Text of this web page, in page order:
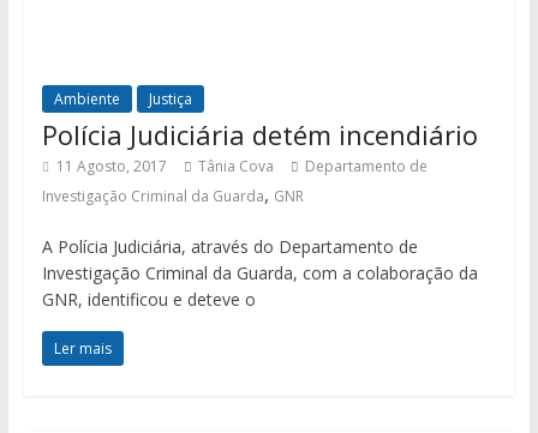
Ambiente Justiça
Polícia Judiciária detém incendiário
11 Agosto, 2017 Tânia Cova
Departamento de
Investigação Criminal da Guarda, GNR
A Polícia Judiciária, através do Departamento de
Investigação Criminal da Guarda, com a colaboração da
GNR, identificou e deteve o
Ler mais